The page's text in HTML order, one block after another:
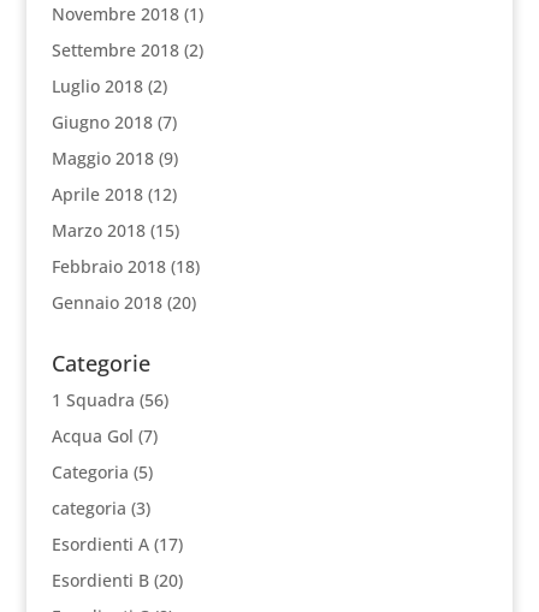
Novembre 2018(1)
Settembre 2018(2)
Luglio 2018(2)
Giugno 2018(7)
Maggio 2018(9)
Aprile 2018(12)
Marzo 2018(15)
Febbraio 2018(18)
Gennaio 2018(20)
Categorie
1 Squadra (56)
Acqua Gol (7)
Categoria (5)
categoria (3)
Esordienti A(17)
Esordienti B(20)